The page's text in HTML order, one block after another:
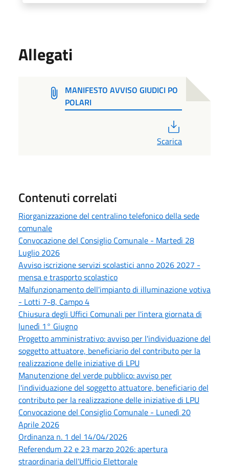
Allegati
MANIFESTO AVVISO GIUDICI PO
POLARI
Scarica
Contenuti correlati
Riorganizzazione del centralino telefonico della sede
comunale
Convocazione del Consiglio Comunale - Martedì 28
Luglio 2026
Avviso iscrizione servizi scolastici anno 2026 2027 -
mensa e trasporto scolastico
Malfunzionamento dell'impianto di illuminazione votiva
- Lotti 7-8, Campo 4
Chiusura degli Uffici Comunali per l'intera giornata di
lunedì 1° Giugno
Progetto amministrativo: avviso per l'individuazione del
soggetto attuatore, beneficiario del contributo per la
realizzazione delle iniziative di LPU
Manutenzione del verde pubblico: avviso per
l'individuazione del soggetto attuatore, beneficiario del
contributo per la realizzazione delle iniziative di LPU
Convocazione del Consiglio Comunale - Lunedì 20
Aprile 2026
Ordinanza n. 1 del 14/04/2026
Referendum 22 e 23 marzo 2026: apertura
straordinaria dell'Ufficio Elettorale